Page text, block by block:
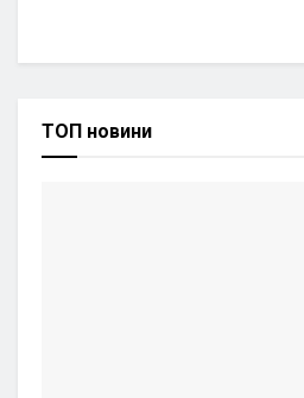
ТОП новини